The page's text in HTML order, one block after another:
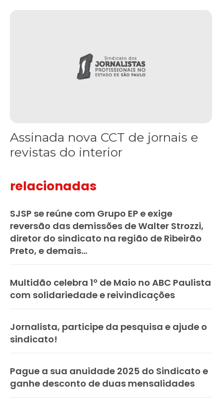
Assinada nova CCT de jornais e
revistas do interior
relacionadas
SJSP se reúne com Grupo EP e exige
reversão das demissões de Walter Strozzi,
diretor do sindicato na região de Ribeirão
Preto, e demais...
Multidão celebra 1º de Maio no ABC Paulista
com solidariedade e reivindicações
Jornalista, participe da pesquisa e ajude o
sindicato!
Pague a sua anuidade 2025 do Sindicato e
ganhe desconto de duas mensalidades